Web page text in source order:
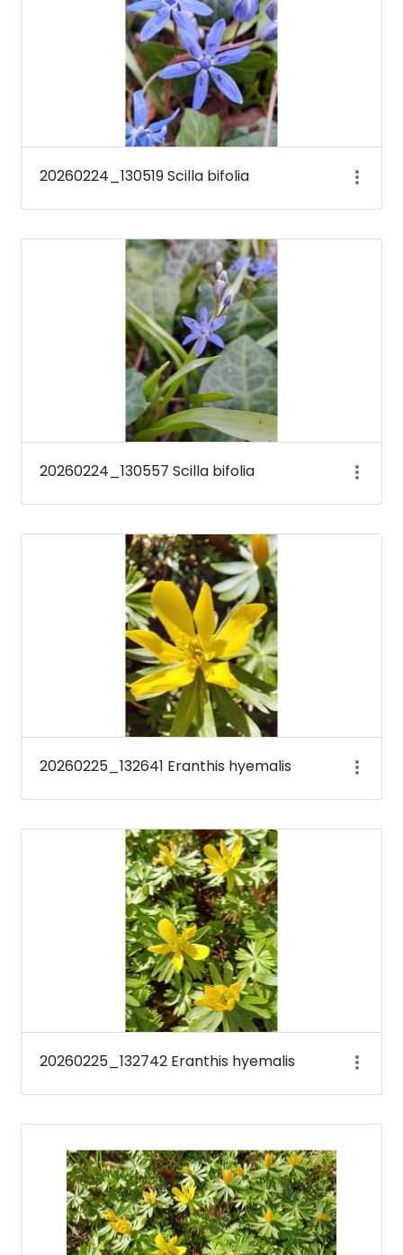
20260224_130519 Scilla bifolia
20260224_130557 Scilla bifolia
20260225_132641 Eranthis hyemalis
20260225_132742 Eranthis hyemalis